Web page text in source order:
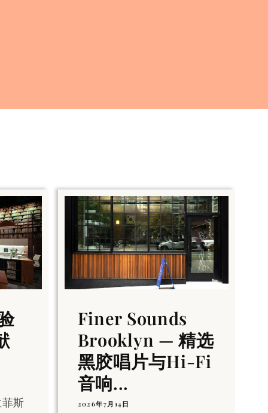
斯
Finer Sounds
Brooklyn — 精选
黑胶唱片与Hi-Fi
音响...
2026年7月14日